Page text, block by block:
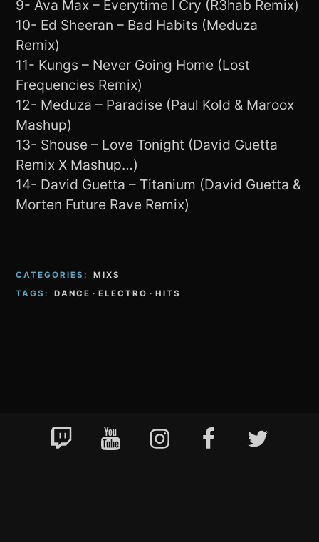
9- Ava Max – Everytime I Cry (R3hab Remix)
10- Ed Sheeran – Bad Habits (Meduza
Remix)
11- Kungs – Never Going Home (Lost
Frequencies Remix)
12- Meduza – Paradise (Paul Kold & Maroox
Mashup)
13- Shouse – Love Tonight (David Guetta
Remix X Mashup…)
14- David Guetta – Titanium (David Guetta &
Morten Future Rave Remix)
CATEGORIES:
MIXS
TAGS:
DANCE · ELECTRO · HITS
Footer
Content
Twitch YouTube Instagram FacebookTwitter